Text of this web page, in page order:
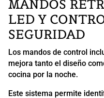
MANDOS
LED Y
SEGURIDAD
Los mandos de control
mejora tanto el diseño
cocina por la noche.
Este sistema permite